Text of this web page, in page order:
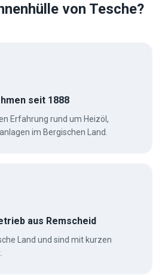
von Tesche?
seit 1888
Erfahrung rund um Heizöl,
im Bergischen Land.
aus Remscheid
Land und sind mit kurzen